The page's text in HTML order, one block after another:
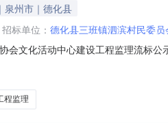
泉州市｜德化县
招标单位： 德化县三班镇泗滨村民委员
会文化活动中心建设工程监理流标
镇泗滨村民委员会招标代理机构：
程监理